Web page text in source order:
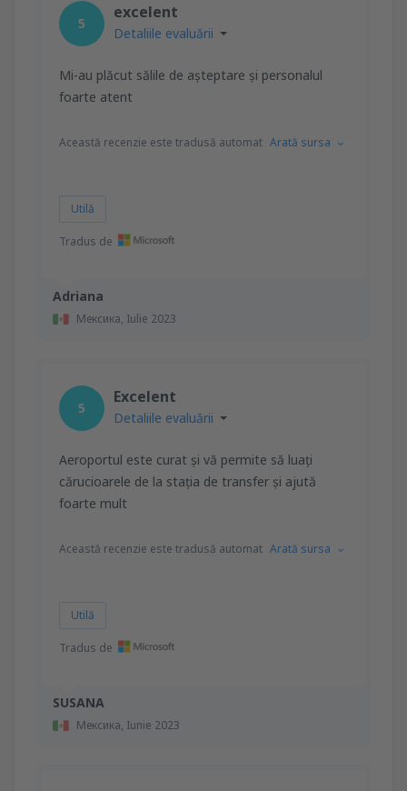
Adriana
Мексика, Iulie 2023
5
excelent
Detaliile evaluării
Mi-au plăcut sălile de așteptare și personalul
foarte atent
Această recenzie este tradusă automat Arată sursa
Utilă
Tradus de
SUSANA
Мексика, Iunie 2023
5
Excelent
Detaliile evaluării
Aeroportul este curat și vă permite să luați
cărucioarele de la stația de transfer și ajută
foarte mult
Această recenzie este tradusă automat Arată sursa
Utilă
Tradus de